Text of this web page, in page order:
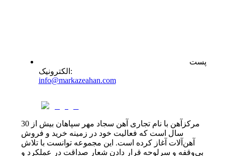
پست
الکترونیک :
info@markazeahan.com
مرکزآهن با نام تجاری آهن سجاد مهر سپاهان بیش از 30
سال است که فعالیت خود در زمینه خرید و فروش
آهن‌آلات آغاز کرده است. این مجموعه توانست با تلاش
بی‌وقفه و سرلوحه قرار دادن شعار صداقت در عملکرد و